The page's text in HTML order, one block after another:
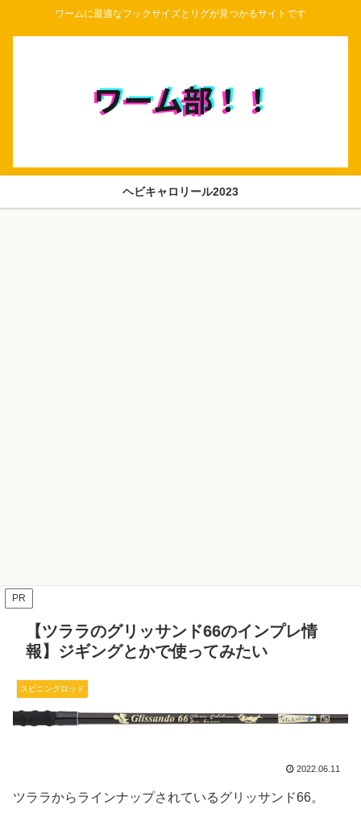
ワームに最適なフックサイズとリグが見つかるサイトです
ヘビキャロリール2023
PR
【ツララのグリッサンド66のインプレ情
報】ジギングとかで使ってみたい
スピニングロッド
2022.06.11
ツララからラインナップされているグリッサンド66。